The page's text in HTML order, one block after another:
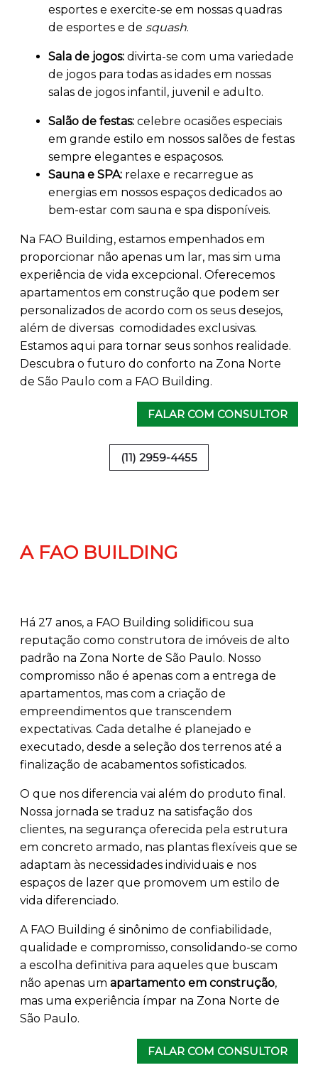
esportes e exercite-se em nossas quadras
de esportes e de squash.
Sala de jogos: divirta-se com uma variedade
de jogos para todas as idades em nossas
salas de jogos infantil, juvenil e adulto.
Salão de festas: celebre ocasiões especiais
em grande estilo em nossos salões de festas
sempre elegantes e espaçosos.
Sauna e SPA: relaxe e recarregue as
energias em nossos espaços dedicados ao
bem-estar com sauna e spa disponíveis.
Na FAO Building, estamos empenhados em
proporcionar não apenas um lar, mas sim uma
experiência de vida excepcional. Oferecemos
apartamentos em construção que podem ser
personalizados de acordo com os seus desejos,
além de diversas comodidades exclusivas.
Estamos aqui para tornar seus sonhos realidade.
Descubra o futuro do conforto na Zona Norte
de São Paulo com a FAO Building.
FALAR COM CONSULTOR
(11) 2959-4455
A FAO BUILDING
Há 27 anos, a FAO Building solidificou sua
reputação como construtora de imóveis de alto
padrão na Zona Norte de São Paulo. Nosso
compromisso não é apenas com a entrega de
apartamentos, mas com a criação de
empreendimentos que transcendem
expectativas. Cada detalhe é planejado e
executado, desde a seleção dos terrenos até a
finalização de acabamentos sofisticados.
O que nos diferencia vai além do produto final.
Nossa jornada se traduz na satisfação dos
clientes, na segurança oferecida pela estrutura
em concreto armado, nas plantas flexíveis que se
adaptam às necessidades individuais e nos
espaços de lazer que promovem um estilo de
vida diferenciado.
A FAO Building é sinônimo de confiabilidade,
qualidade e compromisso, consolidando-se como
a escolha definitiva para aqueles que buscam
não apenas um apartamento em construção,
mas uma experiência ímpar na Zona Norte de
São Paulo.
FALAR COM CONSULTOR